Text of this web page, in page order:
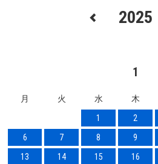
2025
1
月 火 水 木
1
2
6
7 8 9
13
14 15 16